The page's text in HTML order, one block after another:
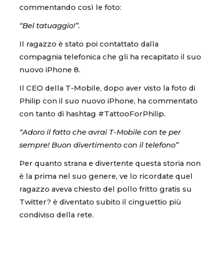
commentando così le foto:
“Bel tatuaggio!”.
Il ragazzo è stato poi contattato dalla
compagnia telefonica che gli ha recapitato il suo
nuovo iPhone 8.
Il CEO della T-Mobile, dopo aver visto la foto di
Philip con il suo nuovo iPhone, ha commentato
con tanto di hashtag #TattooForPhilip.
“Adoro il fatto che avrai T-Mobile con te per
sempre! Buon divertimento con il telefono”
Per quanto strana e divertente questa storia non
è la prima nel suo genere, ve lo ricordate quel
ragazzo aveva chiesto del pollo fritto gratis su
Twitter? è diventato subito il cinguettio più
condiviso della rete.